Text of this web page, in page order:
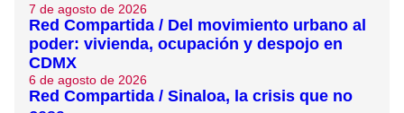
7 de agosto de 2026
Red Compartida / Del movimiento urbano al
poder: vivienda, ocupación y despojo en
CDMX
6 de agosto de 2026
Red Compartida / Sinaloa, la crisis que no